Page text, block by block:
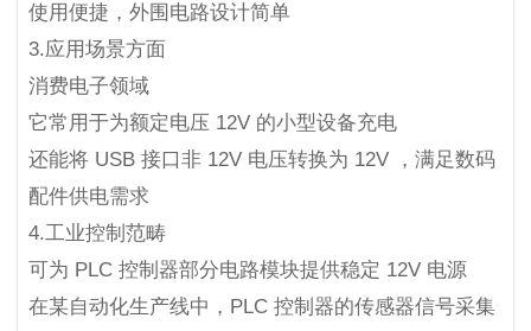
使用便捷，外围电路设计简单
3.应用场景方面
消费电子领域
它常用于为额定电压 12V 的小型设备充电
还能将 USB 接口非 12V 电压转换为 12V ，满足数码
配件供电需求
4.工业控制范畴
可为 PLC 控制器部分电路模块提供稳定 12V 电源
在某自动化生产线中，PLC 控制器的传感器信号采集